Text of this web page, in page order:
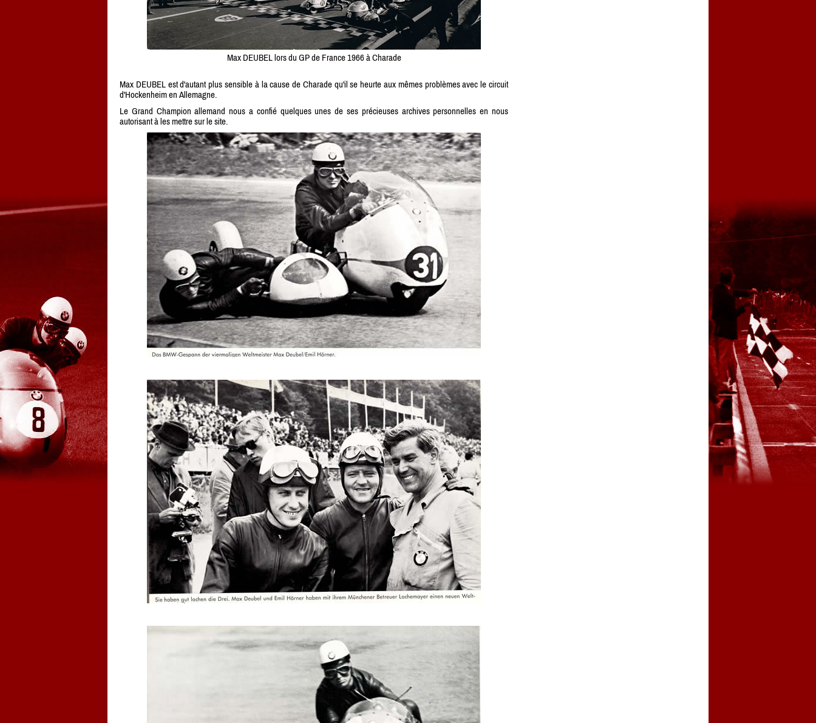
Max DEUBEL lors du GP de France 1966 à Charade
Max DEUBEL est d'autant plus sensible à la cause de Charade qu'il se heurte aux mêmes problèmes avec le circuit
d'Hockenheim en Allemagne.
Le Grand Champion allemand nous a confié quelques unes de ses précieuses archives personnelles en nous
autorisant à les mettre sur le site.